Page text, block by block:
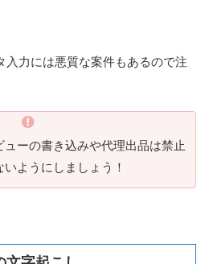
入力には悪質な案件もあるので注
ーの書き込みや代理出品は禁止
ようにしましょう！